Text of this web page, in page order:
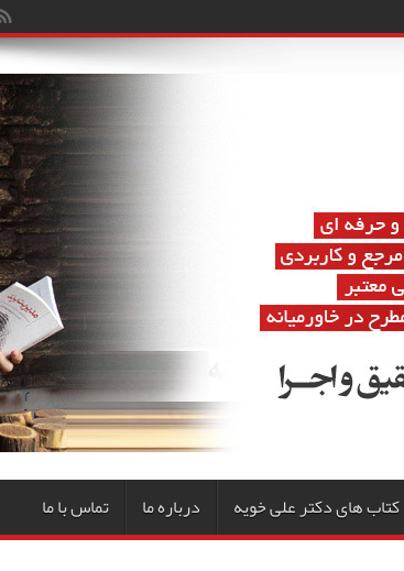
کتاب های دکتر علی خویه درباره ما تماس با ما